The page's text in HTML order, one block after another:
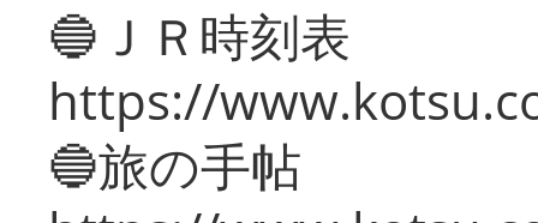
🔵ＪＲ時刻表
https://
🔵旅の手帖